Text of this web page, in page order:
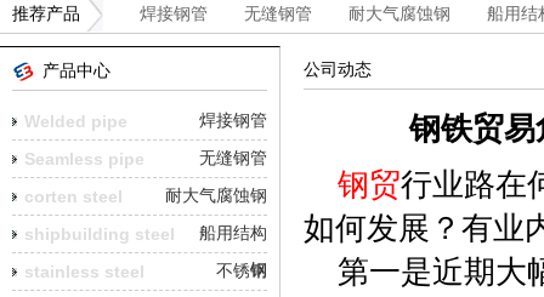
推荐产品 焊接钢管 无缝钢管 耐大气腐蚀钢 船用结
产品中心
Welded pipe 焊接钢管
Seamless pipe 无缝钢管
corten steel 耐大气腐蚀钢
shipbuilding steel
船用结构
钢
stainless steel 不锈钢
公司动态
钢铁贸易
钢贸行业路在
如何发展？有业
第一是近期大